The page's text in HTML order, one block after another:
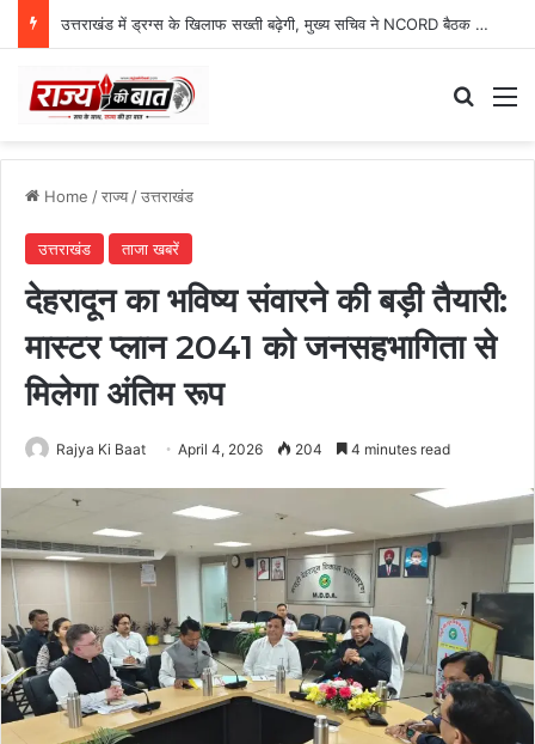
ग्राफिक एरा को बड़ी सफलता, एनएमसी ने 250 एमबीबीएस सीटों को दी मंजूरी
Home /राज्य/उत्तराखंड
उत्तराखंड ताजा खबरें
देहरादून का भविष्य संवारने की बड़ी तैयारी:
मास्टर प्लान 2041 को जनसहभागिता से
मिलेगा अंतिम रूप
Rajya Ki Baat April 4, 2026 204 4 minutes read